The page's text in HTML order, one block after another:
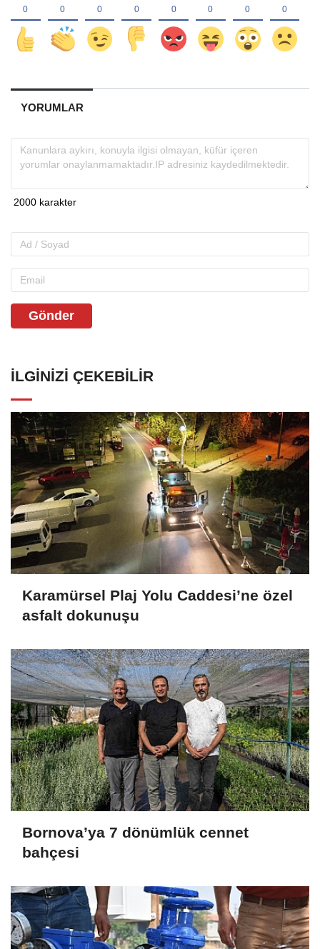
YORUMLAR
Gönder
İLGINIZI ÇEKEBILIR
Karamürsel Plaj Yolu Caddesi’ne özel
asfalt dokunuşu
Bornova’ya 7 dönümlük cennet
bahçesi